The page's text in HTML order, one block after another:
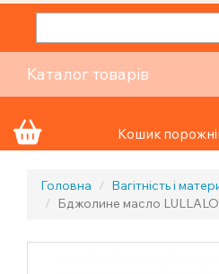
Каталог товарів
Кошик
Головна
Вагітність і
Бджолине масло